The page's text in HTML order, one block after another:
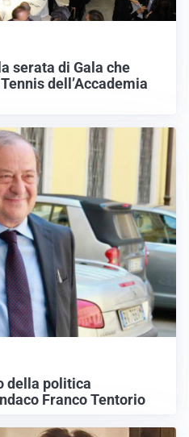
serata di Gala che
dell’Accademia
della politica
Franco Tentorio